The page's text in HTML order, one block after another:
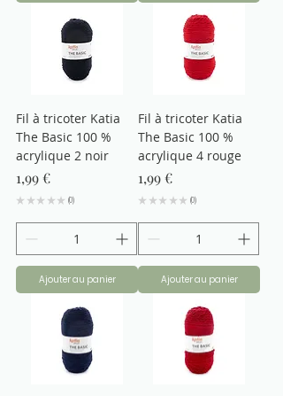
Fil à tricoter Katia
The Basic 100 %
acrylique 2 noir
Prix
1,99 €
★ ★ ★ ★ ★ 0
0
Ajouter au panier
Fil à tricoter Katia
The Basic 100 %
acrylique 4 rouge
Prix
1,99 €
★ ★ ★ ★ ★ 0
0
Ajouter au panier